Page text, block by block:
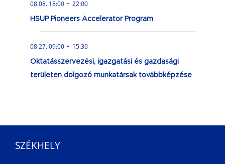
08.08. 18:00 22:00
HSUP Pioneers Accelerator Program
08.27. 09:00 - 15:30
Oktatásszervezési, igazgatási és gazdasági
területen dolgozó munkatársak továbbképzése
SZÉKHELY